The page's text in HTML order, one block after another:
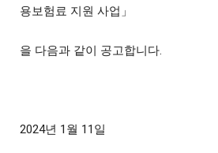
용보험료 지원 사업」
을 다음과 같이 공고합니다.
2024년 1월 11일